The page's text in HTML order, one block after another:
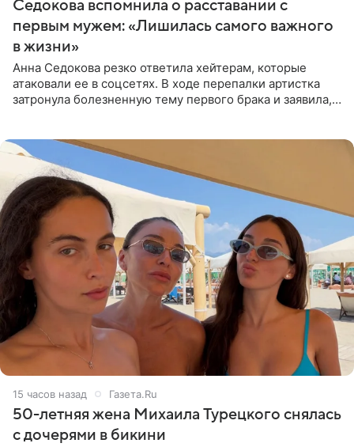
Седокова вспомнила о расставании с
первым мужем: «Лишилась самого важного
в жизни»
Анна Седокова резко ответила хейтерам, которые
атаковали ее в соцсетях. В ходе перепалки артистка
затронула болезненную тему первого брака и заявила,
15 часов назад Газета.Ru
50-летняя жена Михаила Турецкого снялась
с дочерями в бикини